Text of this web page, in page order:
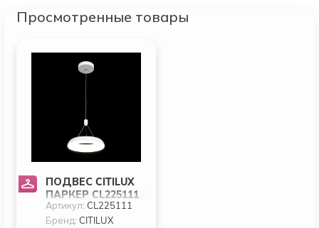
Просмотренные товары
ПОДВЕС CITILUX
ПАРКЕР CL225111
Артикул:CL225111
Бренд:CITILUX